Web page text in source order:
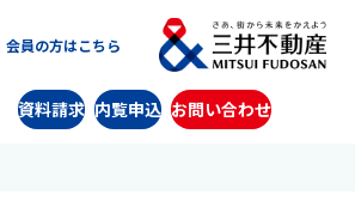
会員の方はこちら
資料請求 内覧申込 お問い合わせ